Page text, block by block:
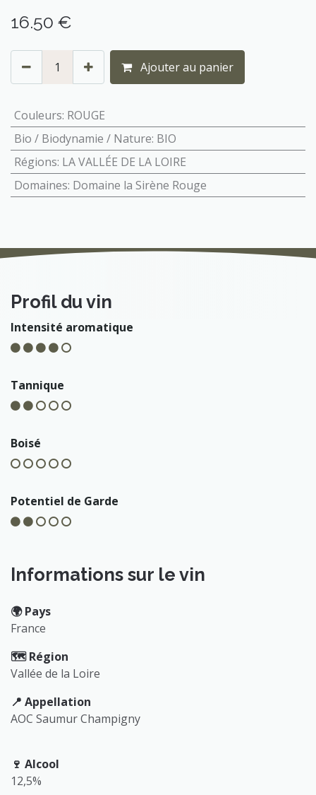
16.50 €
Ajouter au panier
Couleurs: ROUGE
Bio / Biodynamie / Nature: BIO
Régions: LA VALLÉE DE LA LOIRE
Domaines: Domaine la Sirène Rouge
Profil du vin
Intensité aromatique
Tannique
Boisé
Potentiel de Garde
Informations sur le vin
🌍️ Pays
France
🗺️ Région
Vallée de la Loire
📍 Appellation
AOC Saumur Champigny
🍷 Alcool
12,5%